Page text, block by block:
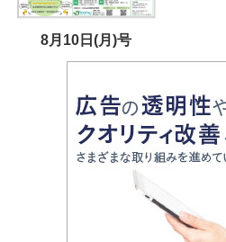
8月10日(月)号